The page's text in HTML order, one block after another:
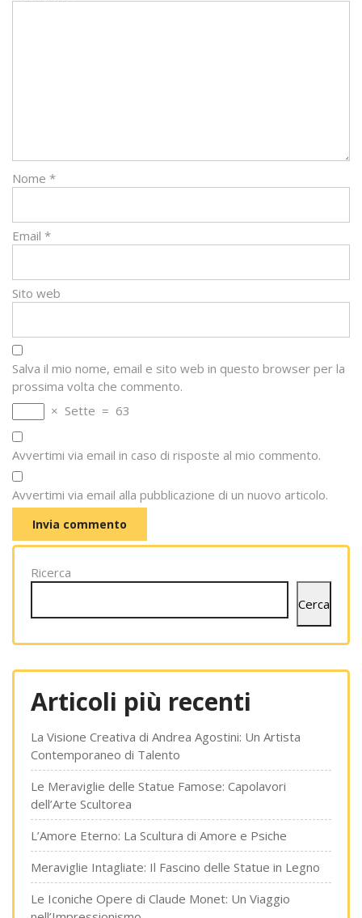
Nome *
Email *
Sito web
Salva il mio nome, email e sito web in questo browser per la
prossima volta che commento.
× Sette = 63
Avvertimi via email in caso di risposte al mio commento.
Avvertimi via email alla pubblicazione di un nuovo articolo.
Ricerca
Cerca
Articoli più recenti
La Visione Creativa di Andrea Agostini: Un Artista
Contemporaneo di Talento
Le Meraviglie delle Statue Famose: Capolavori
dell’Arte Scultorea
L’Amore Eterno: La Scultura di Amore e Psiche
Meraviglie Intagliate: Il Fascino delle Statue in Legno
Le Iconiche Opere di Claude Monet: Un Viaggio